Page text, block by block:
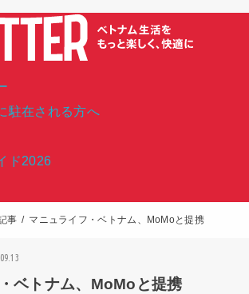
駐在される方へ
ド2026
事 マニュライフ・ベトナム、MoMoと提携
ベトナム、MoMoと提携